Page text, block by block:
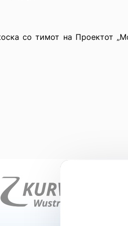
со тимот на Проектот